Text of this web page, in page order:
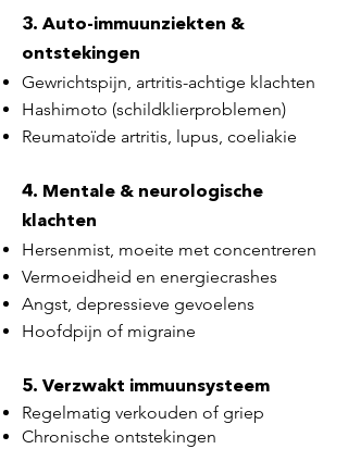
3. Auto-immuunziekten &
ontstekingen
Gewrichtspijn, artritis-achtige klachten
Hashimoto (schildklierproblemen)
Reumatoïde artritis, lupus, coeliakie
4. Mentale & neurologische
klachten
Hersenmist, moeite met concentreren
Vermoeidheid en energiecrashes
Angst, depressieve gevoelens
Hoofdpijn of migraine
5. Verzwakt immuunsysteem
Regelmatig verkouden of griep
Chronische ontstekingen